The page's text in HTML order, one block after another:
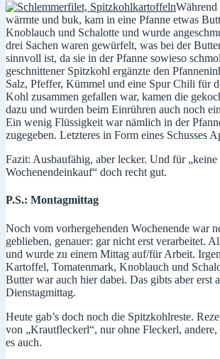
Während
wärmte und buk, kam in eine Pfanne etwas
Knoblauch und Schalotte und wurde
drei Sachen waren gewürfelt, was bei der
sinnvoll ist, da sie in der Pfanne sowieso
geschnittener Spitzkohl ergänzte den
Salz, Pfeffer, Kümmel und eine Spur Chili für
Kohl zusammen gefallen war, kamen die
dazu und wurden beim Einrühren auch noch
Ein wenig Flüssigkeit war nämlich in der
zugegeben. Letzteres in Form eines Schusses
Fazit: Ausbaufähig, aber lecker. Und für „keine
Wochenendeinkauf“ doch recht gut.
P.S.: Montagmittag
Noch vom vorhergehenden Wochenende war
geblieben, genauer: gar nicht erst verarbeitet.
und wurde zu einem Mittag auf/für Arbeit.
Kartoffel, Tomatenmark, Knoblauch und
Butter war auch hier dabei. Das gibts aber erst
Dienstagmittag.
Heute gab’s doch noch die Spitzkohlreste.
von „Krautfleckerl“, nur ohne Fleckerl, andere,
es auch.